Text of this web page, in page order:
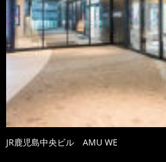
JR鹿児島中央ビル AMU WE